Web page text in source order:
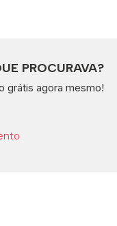
PROCURAVA?
grátis agora mesmo!